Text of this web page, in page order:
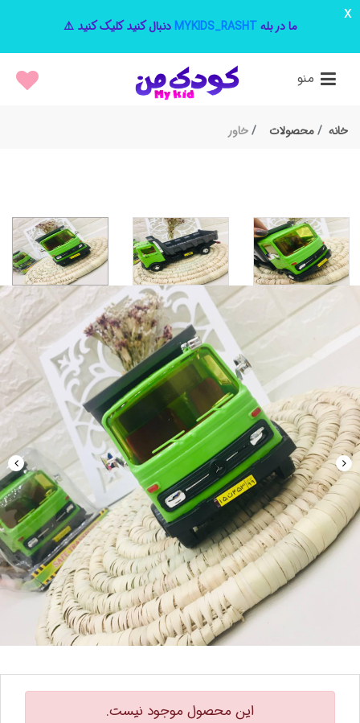
ما در بلهMYKIDS_RASHT دنبال کنید کلیک کنید ⚠️
x
منو
خانه محصولات خاور
این محصول موجود نیست.